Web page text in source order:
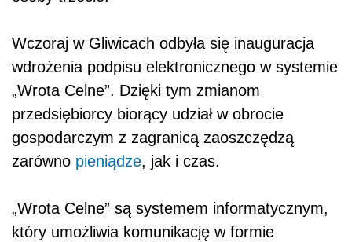
Wczoraj w Gliwicach odbyła się inauguracja
wdrożenia podpisu elektronicznego w systemie
„Wrota Celne”. Dzięki tym zmianom
przedsiębiorcy biorący udział w obrocie
gospodarczym z zagranicą zaoszczędzą
zarówno pieniądze, jak i czas.
„Wrota Celne” są systemem informatycznym,
który umożliwia komunikację w formie